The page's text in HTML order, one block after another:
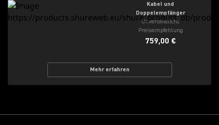
Kabel und
Doppelempfänger
Unverbindliche
Preisempfehlung
759,00 €
Mehr erfahren